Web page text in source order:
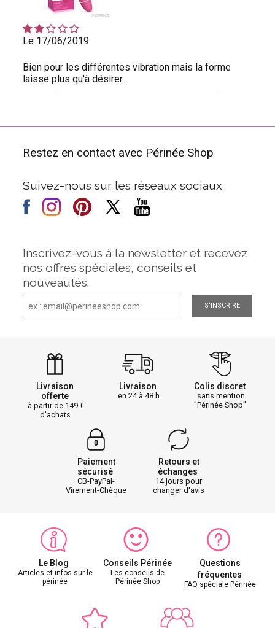
Le 17/06/2019
Bien pour les différentes vibration mais la forme
laisse plus qu'à désirer.
Restez en contact avec Périnée Shop
Suivez-nous sur les réseaux sociaux
Inscrivez-vous à la newsletter et recevez
nos offres spéciales, conseils et
nouveautés.
S'INSCRIRE
Livraison
offerte
à partir de 149
d'achats
Livraison
en 24 à 48 h
Colis discret
sans mention
"Périnée Shop"
Paiement
sécurisé
CB-PayPal-
Virement-Chèque
Retours et
échanges
14 jours pour
changer d'avis
Le Blog
Articles et infos sur le
périnée
Conseils Périnée
Les conseils de
Périnée Shop
Questions
fréquentes
FAQ spéciale Périnée